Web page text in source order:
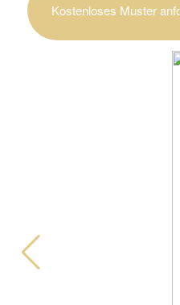
Kostenloses Muster